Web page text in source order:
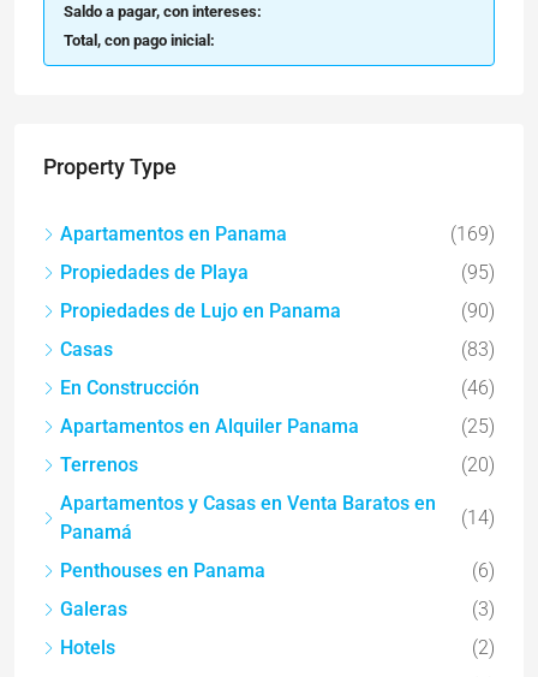
Saldo a pagar, con intereses:
Total, con pago inicial:
Property Type
Apartamentos en Panama
(169)
Propiedades de Playa
(95)
Propiedades de Lujo en Panama
(90)
Casas
(83)
En Construcción
(46)
Apartamentos en Alquiler Panama
(25)
Terrenos
(20)
Apartamentos y Casas en Venta Baratos en
Panamá
(14)
Penthouses en Panama
(6)
Galeras
(3)
Hotels
(2)